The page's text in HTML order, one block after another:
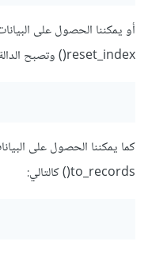
reset_index() وتصبح الدالة كالتالي:
to_records() كالتالي: